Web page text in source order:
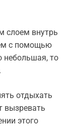
слоем внутрь
с помощью
небольшая, то
отдыхать
вызревать
этого